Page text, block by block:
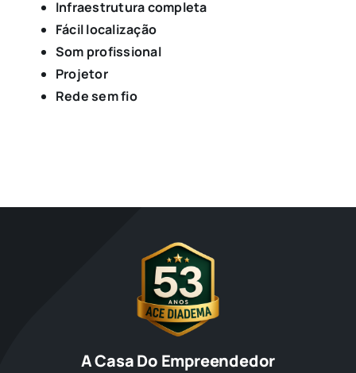
Infraestrutura completa
Fácil localização
Som profissional
Projetor
Rede sem fio
A Casa Do Empreendedor